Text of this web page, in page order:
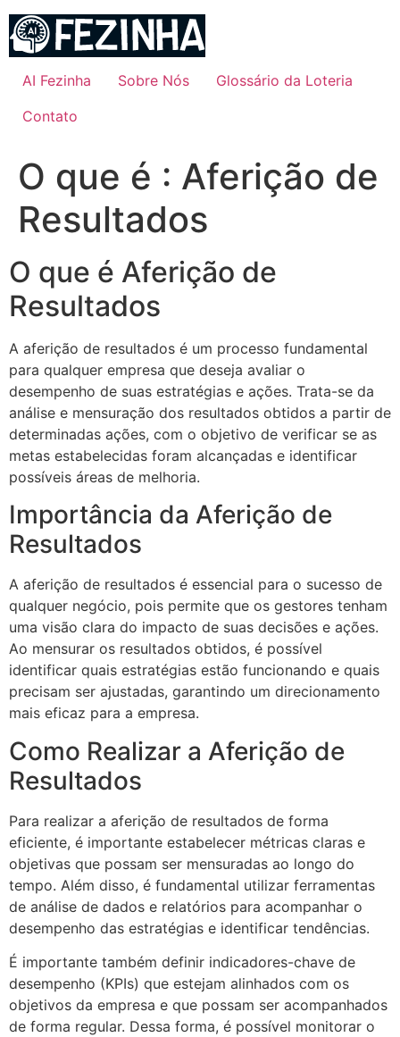
para
conteúdo
AI Fezinha Sobre Nós
Glossário da Loteria
Contato
O que é : Aferição de
Resultados
O que é Aferição de
Resultados
A aferição de resultados é um processo fundamental
para qualquer empresa que deseja avaliar o
desempenho de suas estratégias e ações. Trata-se da
análise e mensuração dos resultados obtidos a partir de
determinadas ações, com o objetivo de verificar se as
metas estabelecidas foram alcançadas e identificar
possíveis áreas de melhoria.
Importância da Aferição de
Resultados
A aferição de resultados é essencial para o sucesso de
qualquer negócio, pois permite que os gestores tenham
uma visão clara do impacto de suas decisões e ações.
Ao mensurar os resultados obtidos, é possível
identificar quais estratégias estão funcionando e quais
precisam ser ajustadas, garantindo um direcionamento
mais eficaz para a empresa.
Como Realizar a Aferição de
Resultados
Para realizar a aferição de resultados de forma
eficiente, é importante estabelecer métricas claras e
objetivas que possam ser mensuradas ao longo do
tempo. Além disso, é fundamental utilizar ferramentas
de análise de dados e relatórios para acompanhar o
desempenho das estratégias e identificar tendências.
É importante também definir indicadores-chave de
desempenho (KPIs) que estejam alinhados com os
objetivos da empresa e que possam ser acompanhados
de forma regular. Dessa forma, é possível monitorar o